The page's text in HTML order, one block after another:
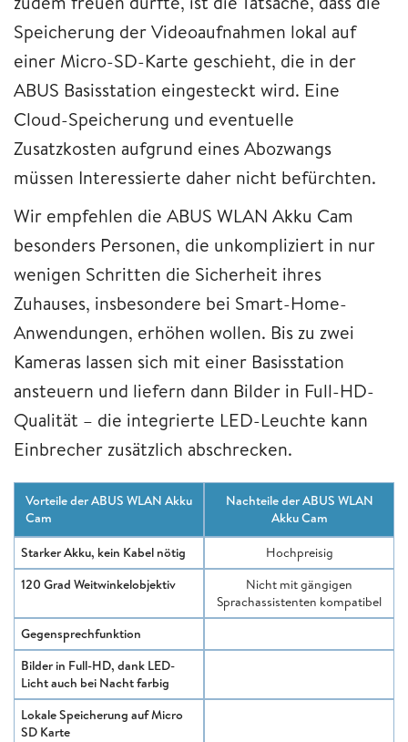
Speicherung der Videoaufnahmen lokal auf
einer Micro-SD-Karte geschieht, die in der
ABUS Basisstation eingesteckt wird. Eine
Cloud-Speicherung und eventuelle
Zusatzkosten aufgrund eines Abozwangs
müssen Interessierte daher nicht befürchten.
Wir empfehlen die ABUS WLAN Akku Cam
besonders Personen, die unkompliziert in nur
wenigen Schritten die Sicherheit ihres
Zuhauses, insbesondere bei Smart-Home-
Anwendungen, erhöhen wollen. Bis zu zwei
Kameras lassen sich mit einer Basisstation
ansteuern und liefern dann Bilder in Full-HD-
Qualität – die integrierte LED-Leuchte kann
Einbrecher zusätzlich abschrecken.
Vorteile der ABUS WLAN Akku
Cam
Nachteile der ABUS WLAN
Akku Cam
Starker Akku, kein Kabel nötig
Hochpreisig
120 Grad Weitwinkelobjektiv
Nicht mit gängigen
Sprachassistenten kompatibel
Gegensprechfunktion
Bilder in Full-HD, dank LED-
Licht auch bei Nacht farbig
Lokale Speicherung auf Micro
SD Karte